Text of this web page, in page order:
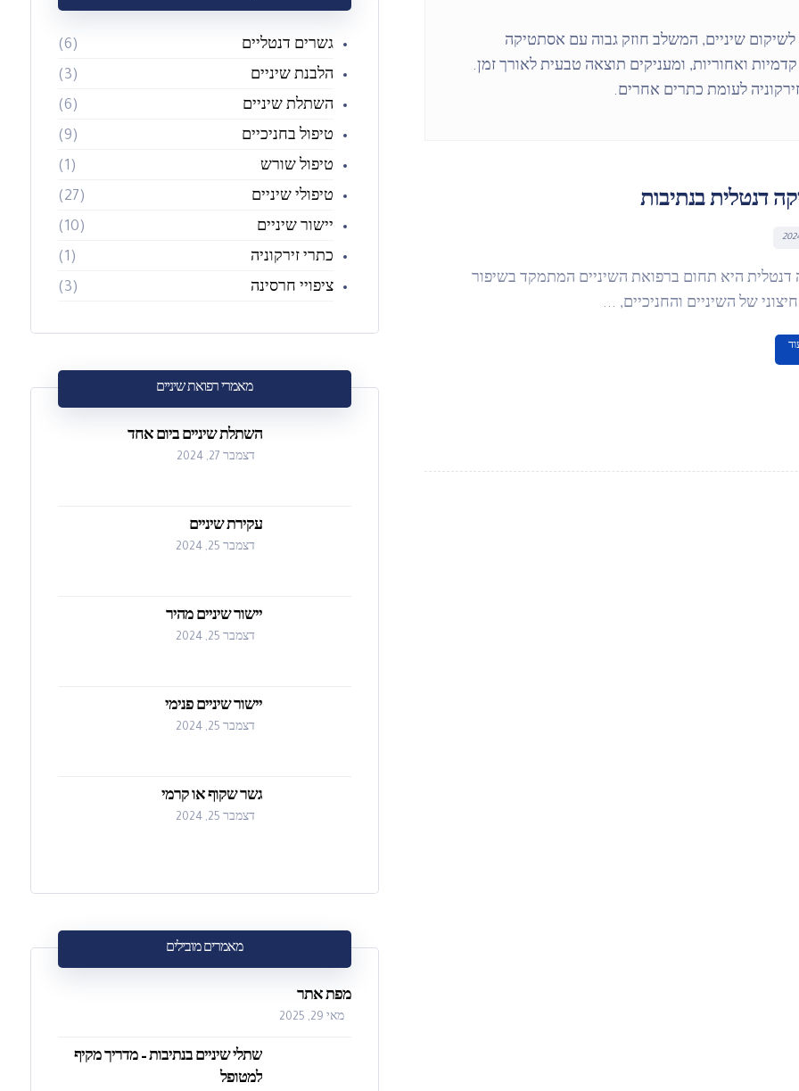
לשיקום שיניים, המשלב חוזק גבוה עם אסתטיקה
ואחוריות, ומעניקים תוצאה טבעית לאורך זמן.
לעומת כתרים אחרים.
דנטלית בנתיבות
היא תחום ברפואת השיניים המתמקד בשיפור
של השיניים והחניכיים, ...
גשרים דנטליים
(6)
הלבנת שיניים
(3)
השתלת שיניים
(6)
טיפול בחניכיים
(9)
טיפול שורש
(1)
טיפולי שיניים
(27)
יישור שיניים
(10)
כתרי זירקוניה
(1)
ציפויי חרסינה
(3)
מאמרי רפואת שיניים
השתלת שיניים ביום אחד
דצמבר 27, 2024
עקירת שיניים
דצמבר 25, 2024
יישור שיניים מהיר
דצמבר 25, 2024
יישור שיניים פנימי
דצמבר 25, 2024
גשר שקוף או קרמי
דצמבר 25, 2024
מאמרים מובילים
מפת אתר
מאי 29, 2025
שתלי שיניים בנתיבות – מדריך מקיף
למטופל